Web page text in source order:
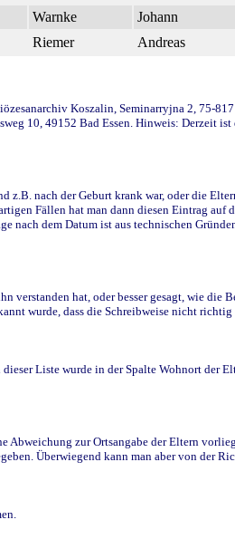
Warnke Johann
Riemer Andreas
Koszalin, Seminarryjna 2, 75-
10, 49152 Bad Essen. Hinweis: Derzeit
nach der Geburt krank war, oder die
Fällen hat man dann diesen Eintrag auf
dem Datum ist aus technischen
hat, oder besser gesagt, wie die
wurde, dass die Schreibweise nicht
Liste wurde in der Spalte Wohnort der
zur Ortsangabe der Eltern
Überwiegend kann man aber von der